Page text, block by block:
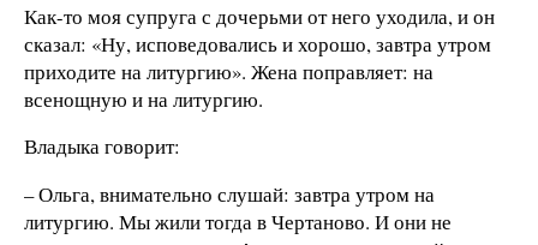
Как-то моя супруга с дочерьми от него уходила, и он
сказал: «Ну, исповедовались и хорошо, завтра утром
приходите на литургию». Жена поправляет: на
всенощную и на литургию.
Владыка говорит:
– Ольга, внимательно слушай: завтра утром на
литургию. Мы жили тогда в Чертаново. И они не